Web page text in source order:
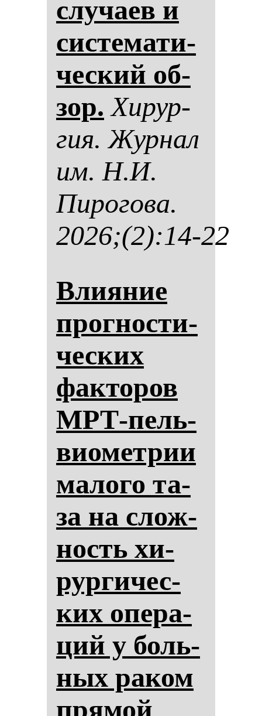
слу­ча­ев и
сис­те­ма­ти­
чес­кий об­
зор. Хи­рур­
гия. Жур­нал
им. Н.И.
Пи­ро­го­ва.
2026;(2):14-22
Вли­яние
прог­нос­ти­
чес­ких
фак­то­ров
МРТ-пель­
ви­омет­рии
ма­ло­го та­
за на слож­
ность хи­
рур­ги­чес­
ких опе­ра­
ций у боль­
ных ра­ком
пря­мой